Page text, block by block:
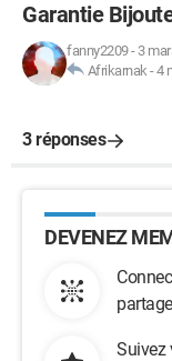
Garantie
fanny2209- 3
Afrikarnak-4
3 réponses
DEVENEZ
Suivez